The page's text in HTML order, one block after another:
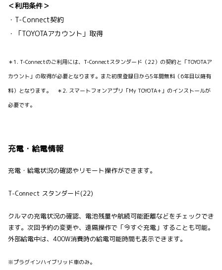
＜利用条件＞
・T-Connect契約
・「TOYOTAアカウント」取得
＊1. T-Connectのご利用には、T-Connectスタンダード（22）の契約と「TOYOTAア
カウント」の取得が必要となります。また初度登録日から5年間無料（6年目以降有
料）となります。 ＊2. スマートフォンアプリ「My TOYOTA+」のインストールが
必要です。
充電・給電情報
充電・給電状況の確認やリモート操作ができます。
T-Connect スタンダード(22)
クルマの充電状況の確認、電池残量や航続可能距離などをチェックでき
ます。次回予約の変更や、遠隔操作で「今すぐ充電」することも可能。
外部給電中は、400W消費時の給電可能時間も表示できます。
※プラグインハイブリッド車のみ。